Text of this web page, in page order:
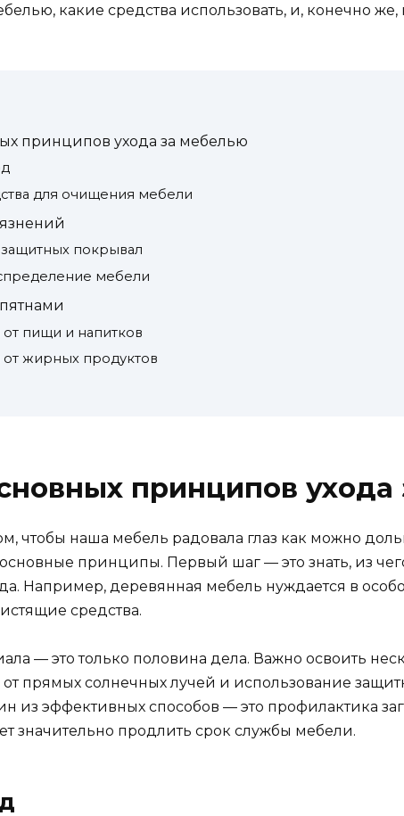
какие средства использовать, и, конечно
принципов ухода за мебелью
для очищения мебели
покрывал
мебели
пищи и напитков
от жирных продуктов
принципов
чтобы наша мебель радовала глаз как можно
принципы. Первый шаг — это знать, из
Например, деревянная мебель нуждается в
средства.
— это только половина дела. Важно освоить
от прямых солнечных лучей и использование
из эффективных способов — это профилактика
значительно продлить срок службы мебели.